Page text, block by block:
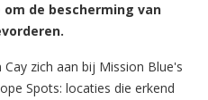
om de bescherming van
zich aan bij Mission Blue's
Spots: locaties die erkend